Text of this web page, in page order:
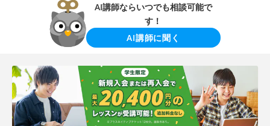
AI講師ならいつでも相談可能で
す！
AI講師に聞く